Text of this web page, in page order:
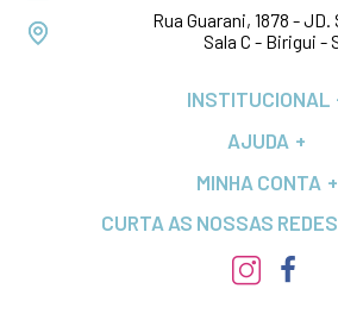
Rua Guarani, 1878 - JD.
Sala C - Birigui -
INSTITUCIONAL
AJUDA
MINHA CONTA
CURTA AS NOSSAS